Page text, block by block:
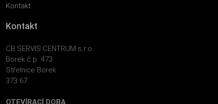
Kontakt
Kontakt
CB SERVIS CENTRUM s.r.o.
Borek č.p. 473
Střelnice Borek
373 67
OTEVÍRACÍ DOBA